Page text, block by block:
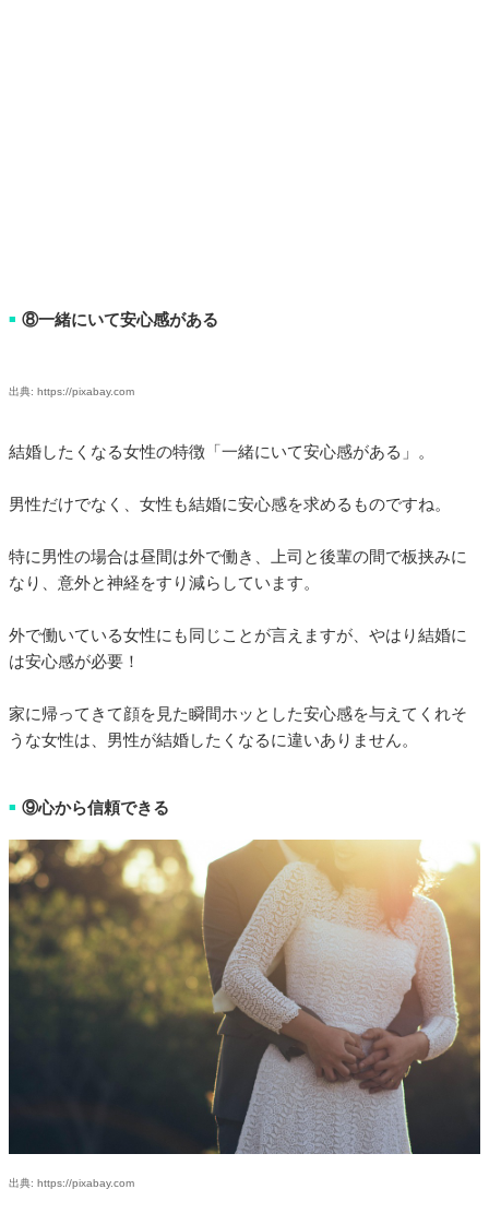
■ ⑧一緒にいて安心感がある
出典: https://pixabay.com
結婚したくなる女性の特徴「一緒にいて安心感がある」。
男性だけでなく、女性も結婚に安心感を求めるものですね。
特に男性の場合は昼間は外で働き、上司と後輩の間で板挟みに
なり、意外と神経をすり減らしています。
外で働いている女性にも同じことが言えますが、やはり結婚に
は安心感が必要！
家に帰ってきて顔を見た瞬間ホッとした安心感を与えてくれそ
うな女性は、男性が結婚したくなるに違いありません。
■ ⑨心から信頼できる
出典: https://pixabay.com